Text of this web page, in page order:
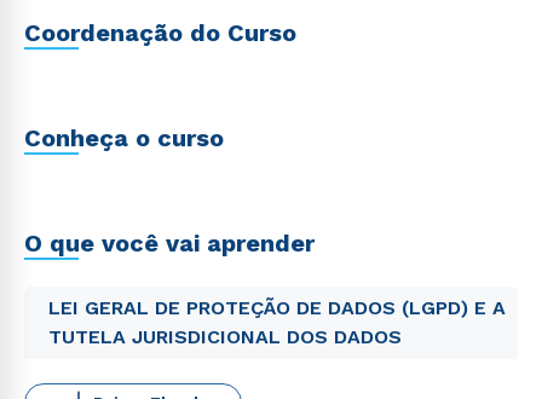
Coordenação do Curso
Conheça o curso
O que você vai aprender
LEI GERAL DE PROTEÇÃO DE DADOS (LGPD) E A
TUTELA JURISDICIONAL DOS DADOS